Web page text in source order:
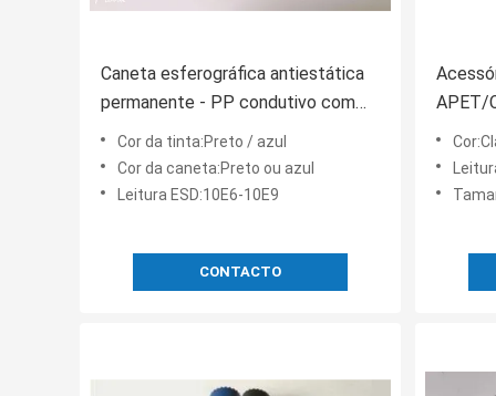
Caneta esferográfica antiestática
permanente - PP condutivo com
fibra de carbono, para salas limpas
Classe 100-1000
Cor da tinta:Preto / azul
Cor da caneta:Preto ou azul
Leitura ESD:10E6-10E9
CONTACTO
APET/